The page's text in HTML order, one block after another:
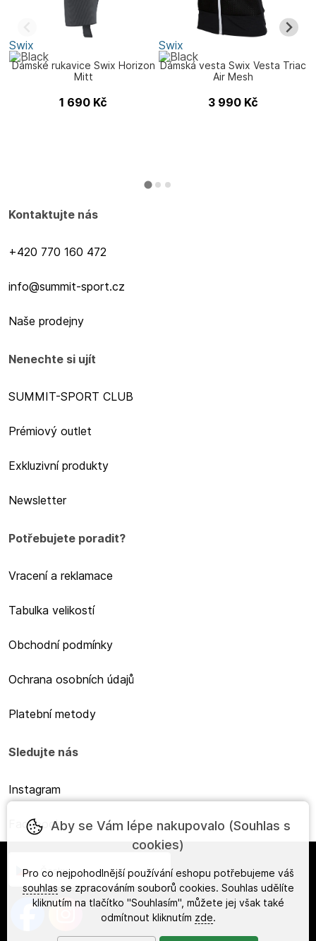
Swix
Dámské rukavice Swix Horizon
Mitt
1 690 Kč
Swix
Dámská vesta Swix Vesta Triac
Air Mesh
3 990 Kč
Kontaktujte nás
+420 770 160 472
info@summit-sport.cz
Naše prodejny
Nenechte si ujít
SUMMIT-SPORT CLUB
Prémiový outlet
Exkluzivní produkty
Newsletter
Potřebujete poradit?
Vracení a reklamace
Tabulka velikostí
Obchodní podmínky
Ochrana osobních údajů
Platební metody
Sledujte nás
Instagram
Facebook
Česky
Aby se Vám lépe nakupovalo (Souhlas s
cookies)
Pro co nejpohodlnější používání eshopu potřebujeme váš
souhlas se zpracováním souborů cookies. Souhlas udělíte
kliknutím na tlačítko "Souhlasím", můžete jej však také
odmítnout kliknutím zde.